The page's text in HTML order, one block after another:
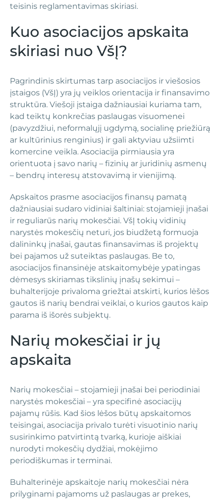
teisinis reglamentavimas skiriasi.
Kuo asociacijos apskaita
skiriasi nuo VšĮ?
Pagrindinis skirtumas tarp asociacijos ir viešosios
įstaigos (VšĮ) yra jų veiklos orientacija ir finansavimo
struktūra. Viešoji įstaiga dažniausiai kuriama tam,
kad teiktų konkrečias paslaugas visuomenei
(pavyzdžiui, neformalųjį ugdymą, socialinę priežiūrą
ar kultūrinius renginius) ir gali aktyviau užsiimti
komercine veikla. Asociacija pirmiausia yra
orientuota į savo narių – fizinių ar juridinių asmenų
– bendrų interesų atstovavimą ir vienijimą.
Apskaitos prasme asociacijos finansų pamatą
dažniausiai sudaro vidiniai šaltiniai: stojamieji įnašai
ir reguliarūs narių mokesčiai. VšĮ tokių vidinių
narystės mokesčių neturi, jos biudžetą formuoja
dalininkų įnašai, gautas finansavimas iš projektų
bei pajamos už suteiktas paslaugas. Be to,
asociacijos finansinėje atskaitomybėje ypatingas
dėmesys skiriamas tikslinių įnašų sekimui –
buhalterijoje privaloma griežtai atskirti, kurios lėšos
gautos iš narių bendrai veiklai, o kurios gautos kaip
parama iš išorės subjektų.
Narių mokesčiai ir jų
apskaita
Narių mokesčiai – stojamieji įnašai bei periodiniai
narystės mokesčiai – yra specifinė asociacijų
pajamų rūšis. Kad šios lėšos būtų apskaitomos
teisingai, asociacija privalo turėti visuotinio narių
susirinkimo patvirtintą tvarką, kurioje aiškiai
nurodyti mokesčių dydžiai, mokėjimo
periodiškumas ir terminai.
Buhalterinėje apskaitoje narių mokesčiai nėra
prilyginami pajamoms už paslaugas ar prekes,